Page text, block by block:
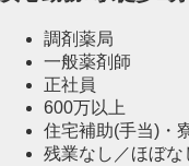
調剤薬局
一般薬剤師
正社員
600万以上
住宅補助(手当)・
残業なし／ほぼな